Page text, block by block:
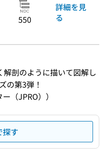
550
詳細を見
る
解剖のように描いて図解し
の第3弾！
（JPRO））
探す